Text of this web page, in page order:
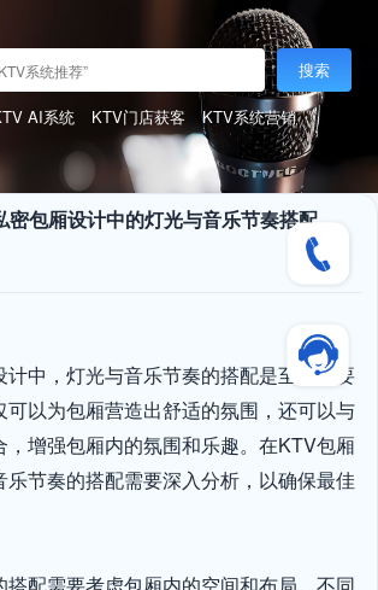
搜索
AI系统 KTV门店获客 KTV系统营销
包厢设计中的灯光与音乐节奏搭配
中，灯光与音乐节奏的搭配是至关重要
可以为包厢营造出舒适的氛围，还可以与
，增强包厢内的氛围和乐趣。在KTV包厢
乐节奏的搭配需要深入分析，以确保最佳